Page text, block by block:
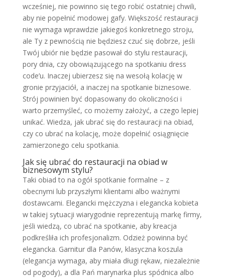
wcześniej, nie powinno się tego robić ostatniej chwili,
aby nie popełnić modowej gafy. Większość restauracji
nie wymaga wprawdzie jakiegoś konkretnego stroju,
ale Ty z pewnością nie będziesz czuć się dobrze, jeśli
Twój ubiór nie będzie pasował do stylu restauracji,
pory dnia, czy obowiązującego na spotkaniu dress
code’u. Inaczej ubierzesz się na wesołą kolację w
gronie przyjaciół, a inaczej na spotkanie biznesowe.
Strój powinien być dopasowany do okoliczności i
warto przemyśleć, co możemy założyć, a czego lepiej
unikać. Wiedza, jak ubrać się do restauracji na obiad,
czy co ubrać na kolację, może dopełnić osiągnięcie
zamierzonego celu spotkania.
Jak się ubrać do restauracji na obiad w
biznesowym stylu?
Taki obiad to na ogół spotkanie formalne – z
obecnymi lub przyszłymi klientami albo ważnymi
dostawcami. Elegancki mężczyzna i elegancka kobieta
w takiej sytuacji wiarygodnie reprezentują markę firmy,
jeśli wiedzą, co ubrać na spotkanie, aby kreacja
podkreśliła ich profesjonalizm. Odzież powinna być
elegancka. Garnitur dla Panów, klasyczna koszula
(elegancja wymaga, aby miała długi rękaw, niezależnie
od pogody), a dla Pań marynarka plus spódnica albo